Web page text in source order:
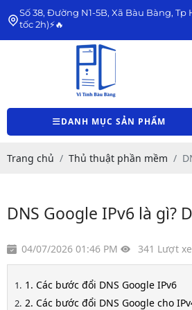
Số 38, Đường N1-5B, Xã Bàu Bàng,
tốc 2h)⚡🔥
DANH MỤC SẢN PHẨM
Trang chủ Thủ thuật phần mềm
DNS Google IPv6 là gì?
04/07/2026 01:46 PM 341 Lượt
1. Các bước đổi DNS Google IPv6
2. Các bước đổi DNS Google cho